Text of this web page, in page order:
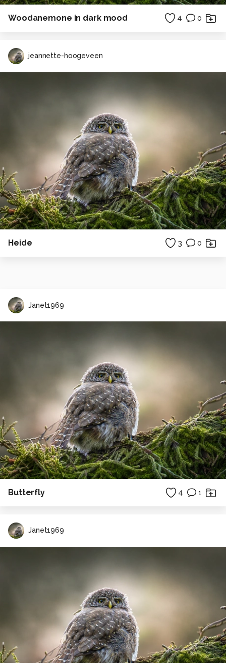
Woodanemone in dark mood 4 0
jeannette-hoogeveen
Heide 3 0
Janet1969
Butterfly 4 1
Janet1969